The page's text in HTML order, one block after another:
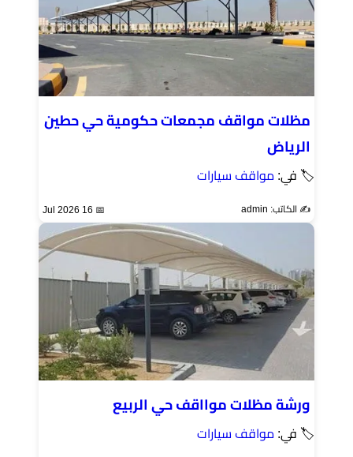
مظلات مواقف مجمعات حكومية حي حطين
الرياض
🏷 في: مواقف سيارات
✍️ الكاتب: admin 📅 16 Jul 2026
ورشة مظلات موااقف حي الربيع
🏷 في: مواقف سيارات